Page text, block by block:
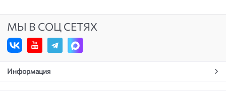
МЫ В СОЦ СЕТЯХ
Информация